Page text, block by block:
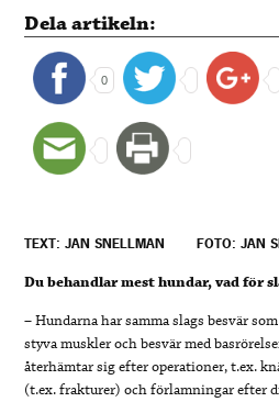
Dela artikeln:
0
TEXT: JAN SNELLMAN FOTO: JAN
Du behandlar mest hundar, vad för
– Hundarna har samma slags besvär
styva muskler och besvär med
återhämtar sig efter operationer, t.ex.
(t.ex. frakturer) och förlamningar efter